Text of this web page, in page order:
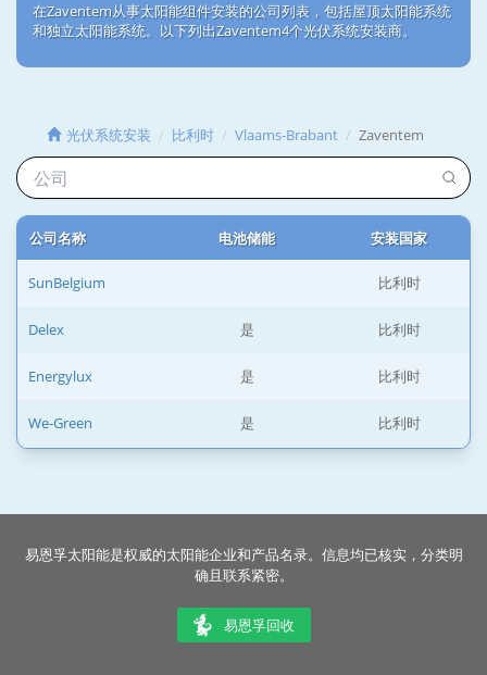
在Zaventem从事太阳能组件安装的公司列表，包括屋顶太阳能系统
和独立太阳能系统。以下列出Zaventem4个光伏系统安装商。
光伏系统安装 比利时 Vlaams-Brabant Zaventem
公司名称 电池储能 安装国家
SunBelgium 比利时
Delex 是 比利时
Energylux 是 比利时
We-Green 是 比利时
易恩孚太阳能是权威的太阳能企业和产品名录。信息均已核实，分类明
确且联系紧密。
易恩孚回收